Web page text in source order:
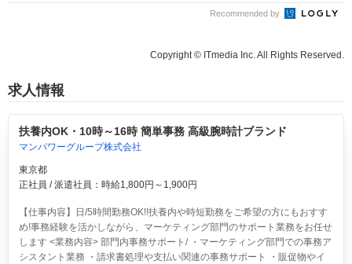
Recommended by
Copyright © ITmedia Inc. All Rights Reserved.
求人情報
扶養内OK・10時～16時 簡単事務 高級腕時計ブランド
マンパワーグループ株式会社
東京都
正社員 / 派遣社員：時給1,800円～1,900円
【仕事内容】日/5時間勤務OK!!扶養内や時短勤務をご希望の方にもおすす
め!事務経験を活かしながら、マーケティング部門のサポート業務をお任せ
します <業務内容> 部門内事務サポート/ ・マーケティング部門での事務ア
シスタント業務 ・請求書処理や支払い関連の事務サポート ・販促物やイ